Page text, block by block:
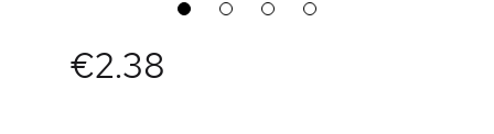
1 2 3 4
€2.38